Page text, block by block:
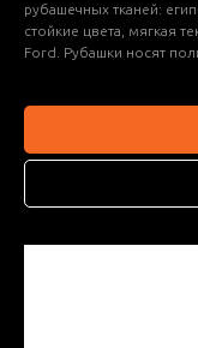
рубашечных тканей:
стойкие цвета, мягкая
Ford. Рубашки носят